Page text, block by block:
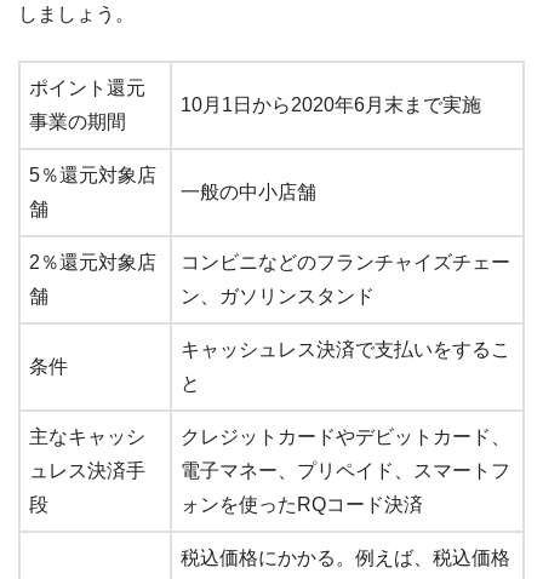
しましょう。
ポイント還元
事業の期間
10月1日から2020年6月末まで実施
5％還元対象店
舗
一般の中小店舗
2％還元対象店
舗
コンビニなどのフランチャイズチェー
ン、ガソリンスタンド
条件
キャッシュレス決済で支払いをするこ
と
主なキャッシ
ュレス決済手
段
クレジットカードやデビットカード、
電子マネー、プリペイド、スマートフ
ォンを使ったRQコード決済
税込価格にかかる。例えば、税込価格